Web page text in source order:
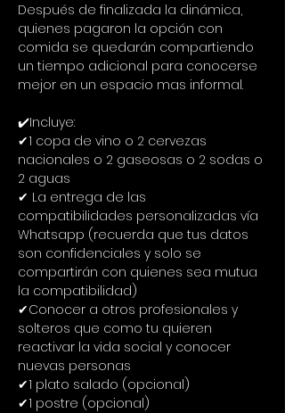
Después de finalizada la dinámica,
quienes pagaron la opción con
comida se quedarán compartiendo
un tiempo adicional para conocerse
mejor en un espacio mas informal.
✔️Incluye:
✔1 copa de vino o 2 cervezas
nacionales o 2 gaseosas o 2 sodas o
2 aguas
✔ La entrega de las
compatibilidades personalizadas vía
Whatsapp (recuerda que tus datos
son confidenciales y solo se
compartirán con quienes sea mutua
la compatibilidad)
✔Conocer a otros profesionales y
solteros que como tu quieren
reactivar la vida social y conocer
nuevas personas
✔1 plato salado (opcional)
✔1 postre (opcional)